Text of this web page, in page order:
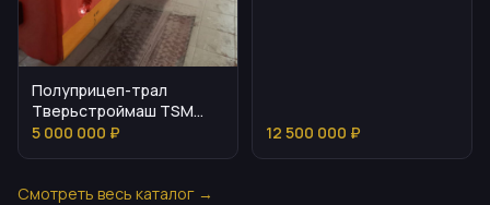
Полуприцеп-трал
Тверьстроймаш TSM
99394: ключевые
5 000 000 ₽ 12 500 000 ₽
Смотреть весь каталог →